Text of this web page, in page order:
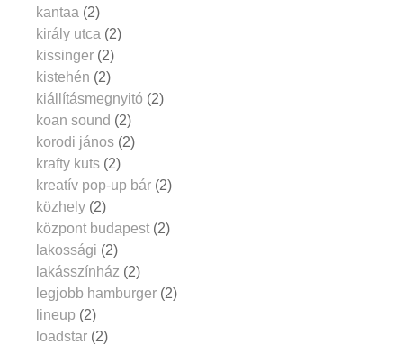
kantaa (2)
király utca (2)
kissinger (2)
kistehén (2)
kiállításmegnyitó (2)
koan sound (2)
korodi jános (2)
krafty kuts (2)
kreatív pop-up bár (2)
közhely (2)
központ budapest (2)
lakossági (2)
lakásszínház (2)
legjobb hamburger (2)
lineup (2)
loadstar (2)